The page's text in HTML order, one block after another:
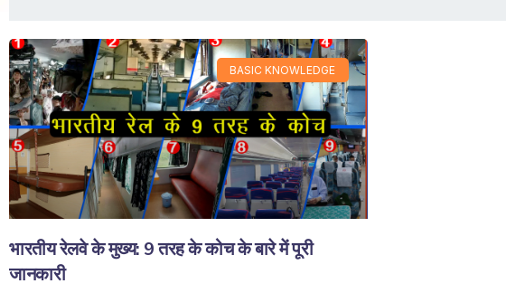
BASIC KNOWLEDGE
भारतीय रेलवे के मुख्य: 9 तरह के कोच के बारे में पूरी
जानकारी